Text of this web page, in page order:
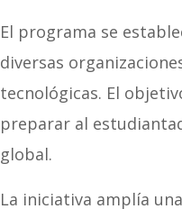
El programa se
diversas
tecnológicas. El
preparar al
global.
La iniciativa amplía